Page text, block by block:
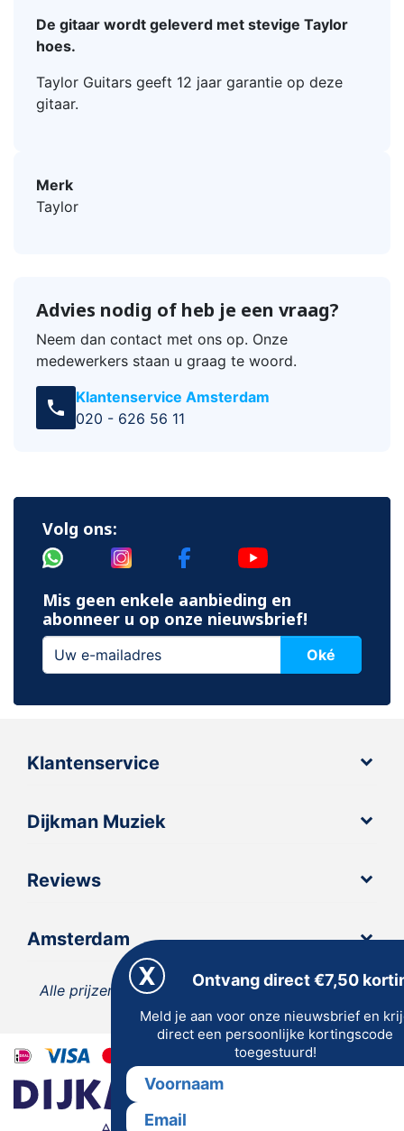
De gitaar wordt geleverd met stevige Taylor
hoes.
Taylor Guitars geeft 12 jaar garantie op deze
gitaar.
Merk
Taylor
Advies nodig of heb je een vraag?
Neem dan contact met ons op. Onze
medewerkers staan u graag te woord.
call
Klantenservice Amsterdam
020 - 626 56 11
Volg ons:
Mis geen enkele aanbieding en
abonneer u op onze nieuwsbrief!
Oké
Klantenservice
Dijkman Muziek
Reviews
Amsterdam
Alle prijzen zijn inclusief 21% BTW, tenzij anders
vermeld.
Ontvang direct €7,50
Meld je aan voor onze nieuwsbrief en
direct een persoonlijke kortingscode
toegestuurd!